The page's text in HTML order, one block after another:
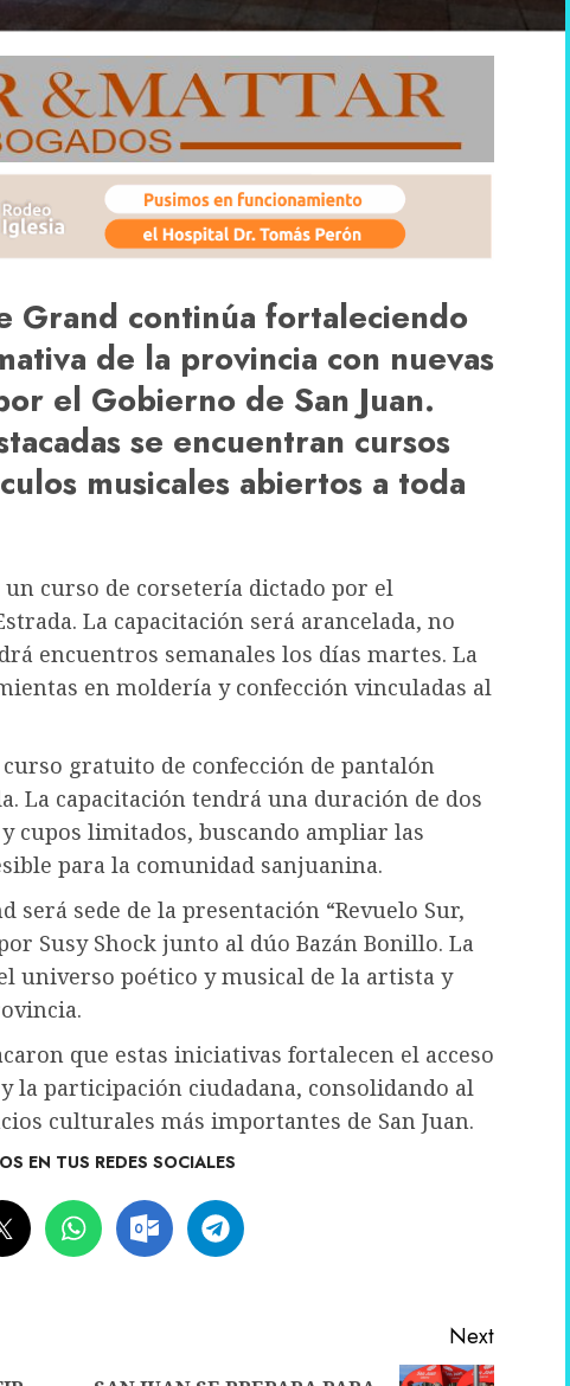
Grand continúa fortaleciendo
de la provincia con nuevas
el Gobierno de San Juan.
se encuentran cursos
musicales abiertos a toda
curso de corsetería dictado por el
La capacitación será arancelada, no
encuentros semanales los días martes. La
en moldería y confección vinculadas al
gratuito de confección de pantalón
La capacitación tendrá una duración de dos
cupos limitados, buscando ampliar las
para la comunidad sanjuanina.
será sede de la presentación “Revuelo Sur,
Susy Shock junto al dúo Bazán Bonillo. La
poético y musical de la artista y
que estas iniciativas fortalecen el acceso
la participación ciudadana, consolidando al
culturales más importantes de San Juan.
EN TUS REDES SOCIALES
Next